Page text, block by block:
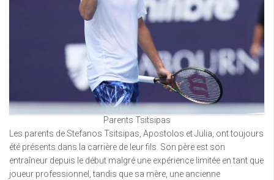
Parents Tsitsipas
Les parents de Stefanos Tsitsipas, Apostolos et Julia, ont toujours
été présents dans la carrière de leur fils. Son père est son
entraîneur depuis le début malgré une expérience limitée en tant que
joueur professionnel, tandis que sa mère, une ancienne